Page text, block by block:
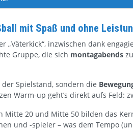
mit Spaß und ohne
„Väterkick“, inzwischen dank
Gruppe, die sich montagabends
Spielstand, sondern die
Warm-up geht’s direkt aufs Feld:
20 und Mitte 50 bilden das
und -spieler – was dem Tempo